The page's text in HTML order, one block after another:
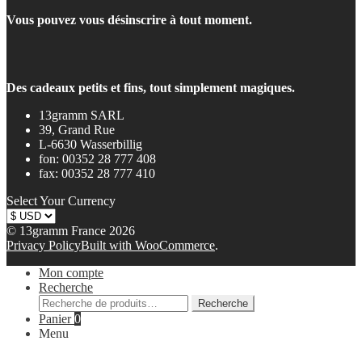
Vous pouvez vous désinscrire à tout moment.
Des cadeaux petits et fins, tout simplement magiques.
13gramm SARL
39, Grand Rue
L-6630 Wasserbillig
fon: 00352 28 777 408
fax: 00352 28 777 410
Select Your Currency
© 13gramm France 2026
Privacy PolicyBuilt with WooCommerce.
Mon compte
Recherche
Recherche
pour :
Recherche
Panier0
Menu